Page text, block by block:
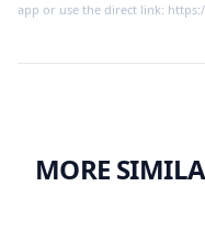
app or use the direct link:
MORE